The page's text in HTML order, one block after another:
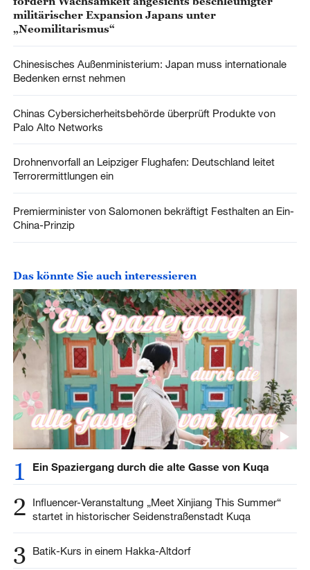
militärischer Expansion Japans unter
„Neomilitarismus“
Chinesisches Außenministerium: Japan muss internationale
Bedenken ernst nehmen
Chinas Cybersicherheitsbehörde überprüft Produkte von
Palo Alto Networks
Drohnenvorfall an Leipziger Flughafen: Deutschland leitet
Terrorermittlungen ein
Premierminister von Salomonen bekräftigt Festhalten an Ein-
China-Prinzip
Das könnte Sie auch interessieren
1 Ein Spaziergang durch die alte Gasse von Kuqa
2
Influencer-Veranstaltung „Meet Xinjiang This Summer“
startet in historischer Seidenstraßenstadt Kuqa
3 Batik-Kurs in einem Hakka-Altdorf